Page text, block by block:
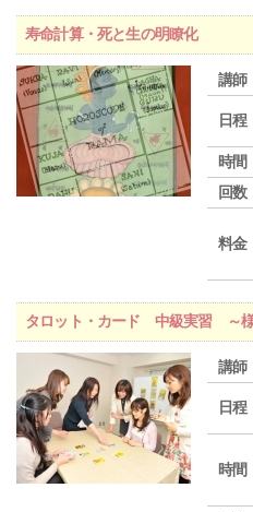
寿命計算・死と生の明瞭化
講師
日程
時間
回数
料金
タロット・カード 中級実習 ～様
講師
日程
時間